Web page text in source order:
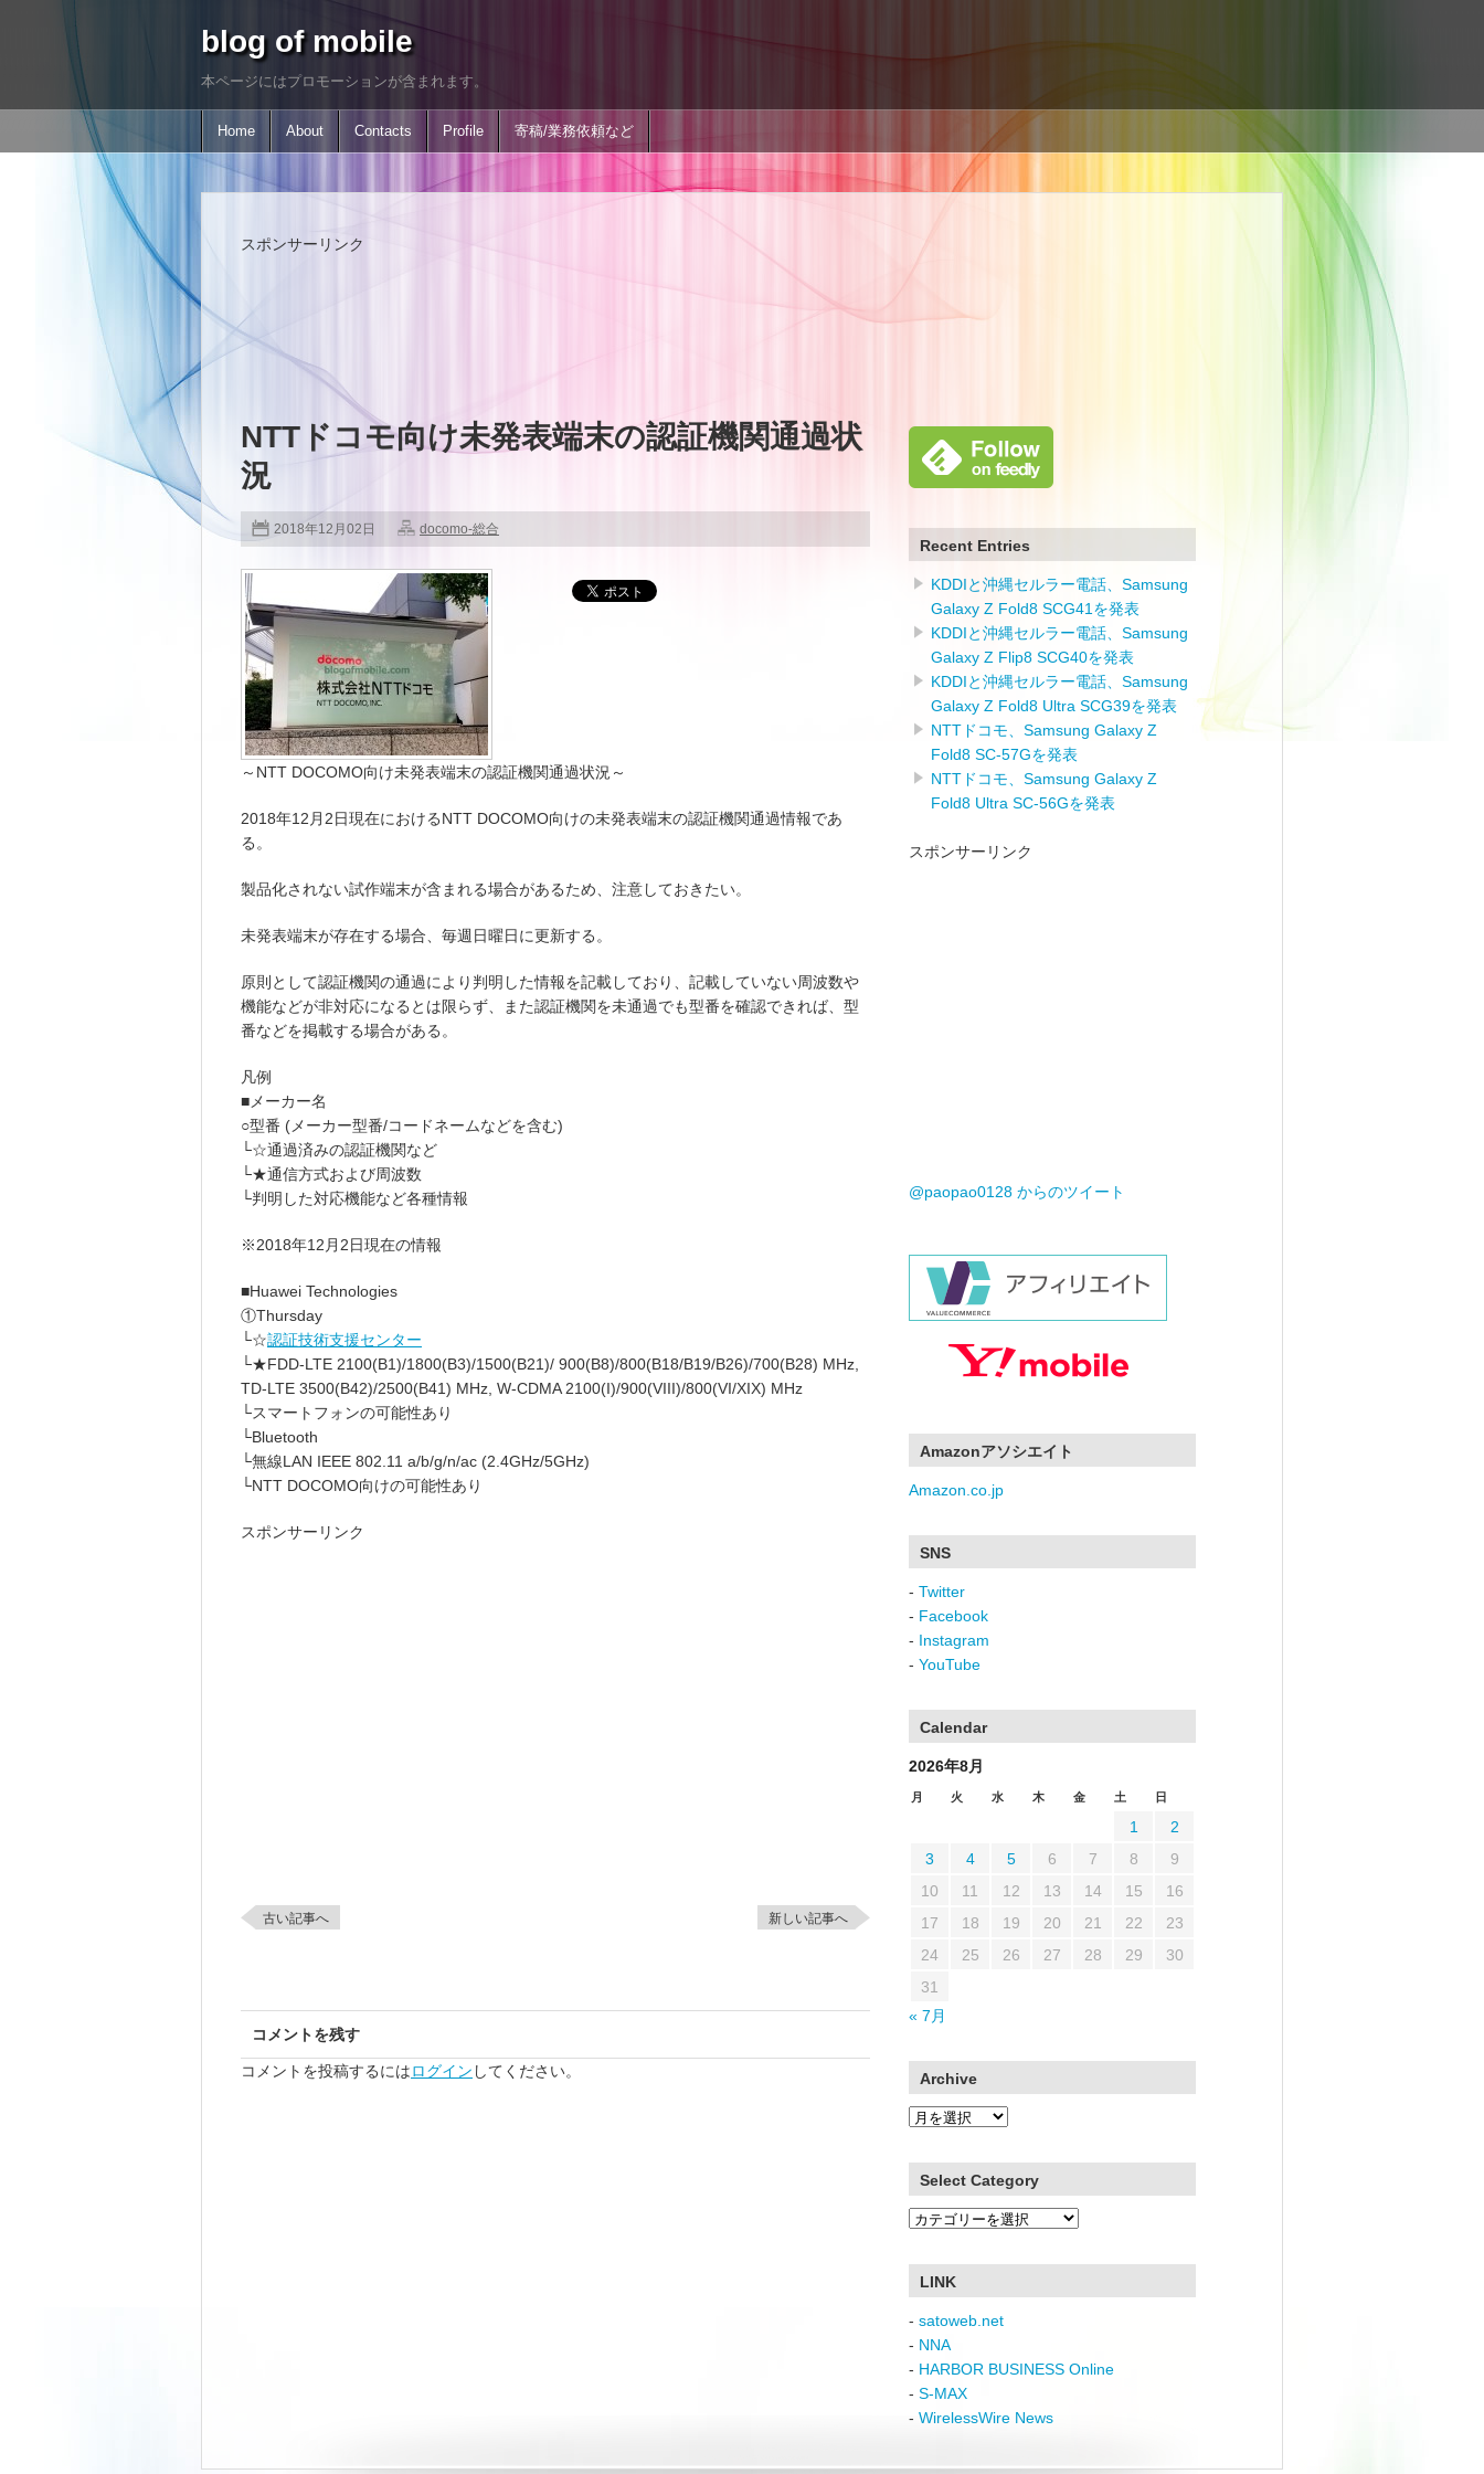
blog of mobile
本ページにはプロモーションが含まれます。
Home About Contacts Profile 寄稿/業務依頼など
スポンサーリンク
NTTドコモ向け未発表端末の認証機関通過状
況
2018年12月02日 docomo-総合
～NTT DOCOMO向け未発表端末の認証機関通過状況～
2018年12月2日現在におけるNTT DOCOMO向けの未発表端末の認証機関通過情報であ
る。
製品化されない試作端末が含まれる場合があるため、注意しておきたい。
未発表端末が存在する場合、毎週日曜日に更新する。
原則として認証機関の通過により判明した情報を記載しており、記載していない周波数や
機能などが非対応になるとは限らず、また認証機関を未通過でも型番を確認できれば、型
番などを掲載する場合がある。
凡例
■メーカー名
○型番 (メーカー型番/コードネームなどを含む)
└☆通過済みの認証機関など
└★通信方式および周波数
└判明した対応機能など各種情報
※2018年12月2日現在の情報
■Huawei Technologies
①Thursday
└☆認証技術支援センター
└★FDD-LTE 2100(B1)/1800(B3)/1500(B21)/ 900(B8)/800(B18/B19/B26)/700(B28) MHz,
TD-LTE 3500(B42)/2500(B41) MHz, W-CDMA 2100(I)/900(VIII)/800(VI/XIX) MHz
└スマートフォンの可能性あり
└Bluetooth
└無線LAN IEEE 802.11 a/b/g/n/ac (2.4GHz/5GHz)
└NTT DOCOMO向けの可能性あり
スポンサーリンク
古い記事へ 新しい記事へ
コメントを残す
コメントを投稿するにはログイン してください。
Recent Entries
KDDIと沖縄セルラー電話、Samsung
Galaxy Z Fold8 SCG41を発表
KDDIと沖縄セルラー電話、Samsung
Galaxy Z Flip8 SCG40を発表
KDDIと沖縄セルラー電話、Samsung
Galaxy Z Fold8 Ultra SCG39を発表
NTTドコモ、Samsung Galaxy Z
Fold8 SC-57Gを発表
NTTドコモ、Samsung Galaxy Z
Fold8 Ultra SC-56Gを発表
スポンサーリンク
@paopao0128 からのツイート
Amazonアソシエイト
Amazon.co.jp
SNS
- Twitter
- Facebook
- Instagram
- YouTube
Calendar
2026年8月
月 火 水 木 金 土 日
1
2
3
4 5 6 7 8
9
10
11 12 13 14 15
16
17
18 19 20 21 22
23
24
25 26 27 28 29
30
31
« 7月
Archive
Archive
Select Category
Select
LINK
- satoweb.net
- NNA
- HARBOR BUSINESS Online
- S-MAX
- WirelessWire News